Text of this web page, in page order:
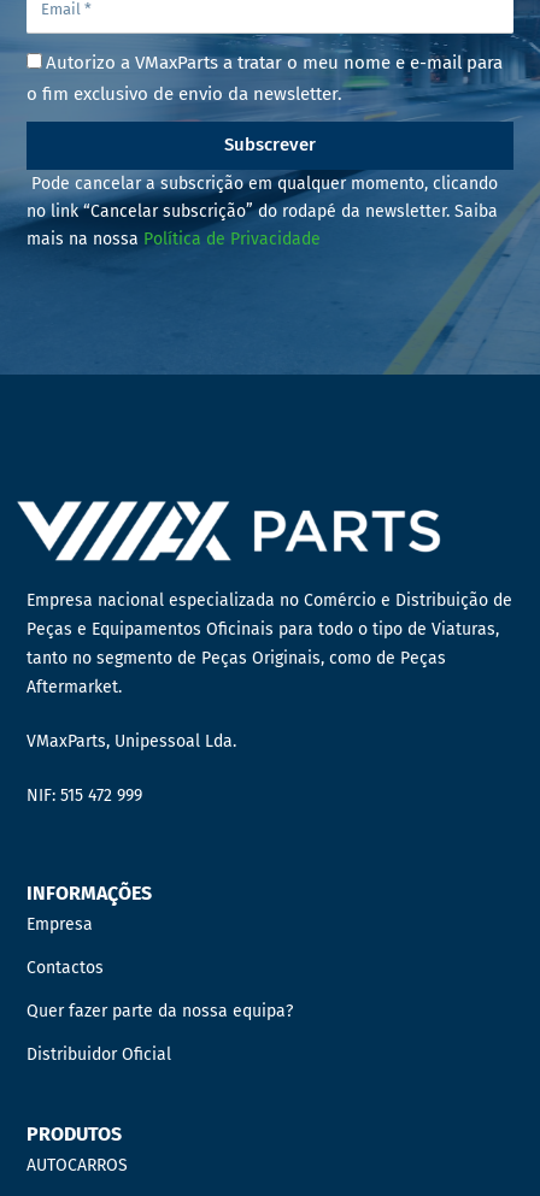
Autorizo a VMaxParts a tratar o meu nome e e-mail para
o fim exclusivo de envio da newsletter.
Subscrever
Pode cancelar a subscrição em qualquer momento, clicando
no link “Cancelar subscrição” do rodapé da newsletter. Saiba
mais na nossa Política de Privacidade
Empresa nacional especializada no Comércio e Distribuição de
Peças e Equipamentos Oficinais para todo o tipo de Viaturas,
tanto no segmento de Peças Originais, como de Peças
Aftermarket.
VMaxParts, Unipessoal Lda.
NIF: 515 472 999
INFORMAÇÕES
Empresa
Contactos
Quer fazer parte da nossa equipa?
Distribuidor Oficial
PRODUTOS
AUTOCARROS